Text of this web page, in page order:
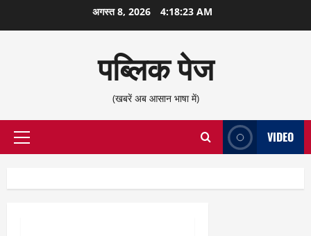
सामग्री
अगस्त 8, 2026 4:18:24 AM
पब्लिक पेज
(खबरें अब आसान भाषा में)
प्राथमिक
VIDEO